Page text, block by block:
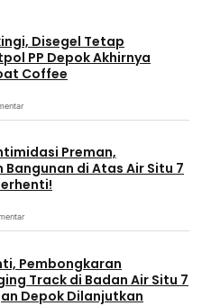
Disegel Tetap
PP Depok Akhirnya
Coffee
Preman,
di Atas Air Situ 7
Pembongkaran
Track di Badan Air Situ 7
Depok Dilanjutkan